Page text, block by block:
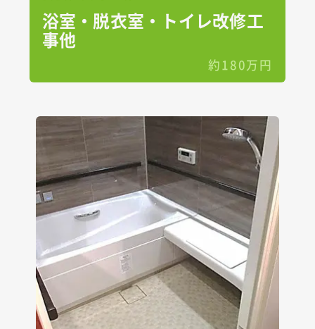
浴室・脱衣室・トイレ改修工
事他
約180万円